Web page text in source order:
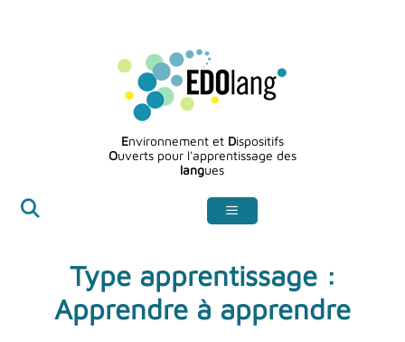
Environnement et Dispositifs
Ouverts pour l'apprentissage des
langues
Type apprentissage :
Apprendre à apprendre